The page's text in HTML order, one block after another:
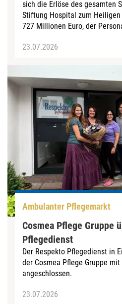
sich die Erlöse des gesamten
Stiftung Hospital zum
727 Millionen Euro, der
23.07.2026
Ambulanter Pflegemarkt
Cosmea Pflege Gruppe
Pflegedienst
Der Respekto Pflegedienst in
der Cosmea Pflege Gruppe
angeschlossen.
23.07.2026